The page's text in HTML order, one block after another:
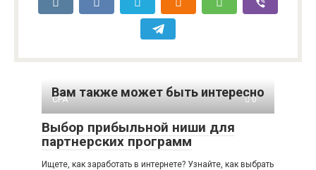
Вам также может быть интересно
CPA 0
Выбор прибыльной ниши для
партнерских программ
Ищете, как заработать в интернете? Узнайте, как выбрать